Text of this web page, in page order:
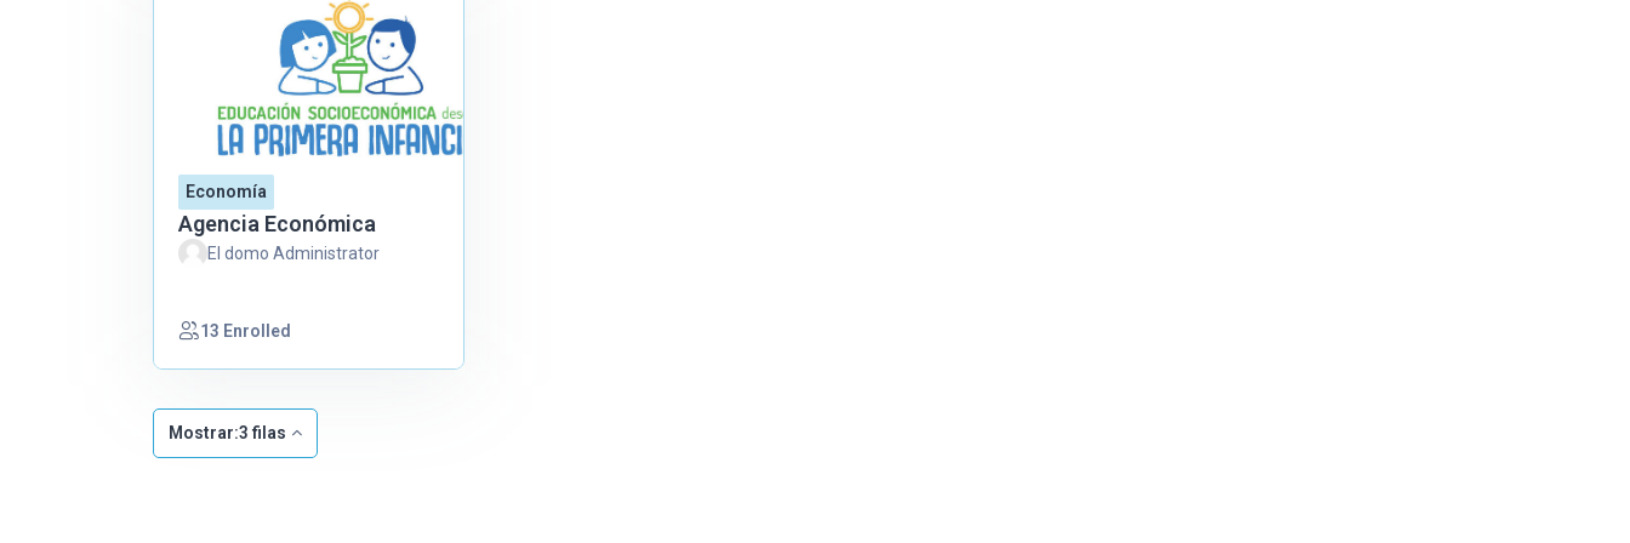
Economía
Agencia Económica
El domo Administrator
13 Enrolled
Mostrar:3 filas